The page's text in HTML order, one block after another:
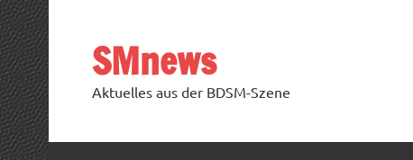
Zum
Inhalt
springen
SMnews
Aktuelles aus der BDSM-Szene